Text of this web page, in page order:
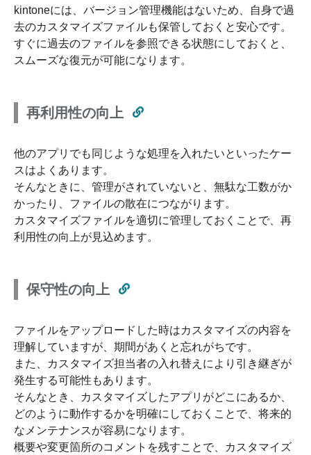
kintoneには、バージョン管理機能はないため、自身で過
去のカスタマイズファイルも保管しておくと安心です。
すぐに過去のファイルを参照できる状態にしておくと、
スムーズな復元が可能になります。
再利用性の向上
他のアプリでも同じような処理を入れたいといったケー
スはよくあります。
そんなときに、管理がされていないと、無駄な工数がか
かったり、ファイルの散在につながります。
カスタマイズファイルを適切に管理しておくことで、再
利用性の向上が見込めます。
保守性の向上
ファイルをアップロードした時はカスタマイズの内容を
理解していますが、期間があくと忘れがちです。
また、カスタマイズ担当者の入れ替えにより引き継ぎが
発生する可能性もあります。
そんなとき、カスタマイズしたアプリがどこにあるか、
どのように動作するかを明確にしておくことで、将来的
なメンテナンスが容易になります。
概要や変更箇所のコメントを残すことで、カスタマイズ